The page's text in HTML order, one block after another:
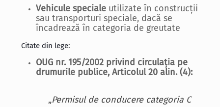
Vehicule speciale utilizate în construcții
sau transporturi speciale, dacă se
încadrează în categoria de greutate
Citate din lege:
OUG nr. 195/2002 privind circulația pe
drumurile publice, Articolul 20 alin. (4):
„Permisul de conducere categoria C